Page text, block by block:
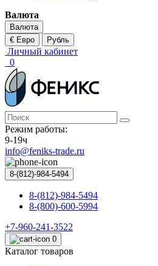
Валюта
Валюта
€ Евро
Рубль
Личный кабинет
0
Режим работы:
9-19ч
info@feniks-trade.ru
8-(812)-984-5494
8-(812)-984-5494
8-(800)-600-5994
+7-960-241-3522
0
Каталог товаров